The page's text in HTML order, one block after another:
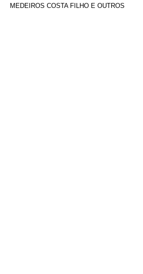
MEDEIROS COSTA FILHO E OUTROS